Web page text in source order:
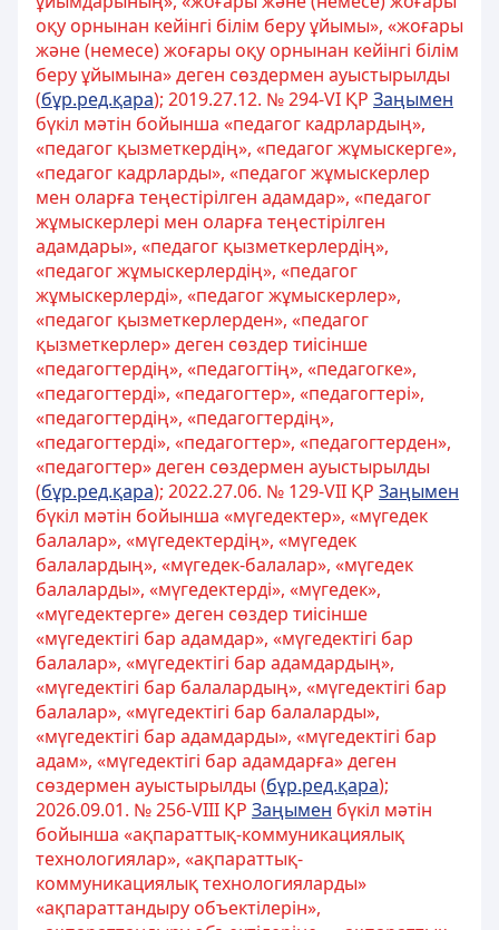
оқу орнынан кейінгі білім беру ұйымы», «жоғары
және (немесе) жоғары оқу орнынан кейінгі білім
беру ұйымына» деген сөздермен ауыстырылды
(бұр.ред.қара); 2019.27.12. № 294-VІ ҚР Заңымен
бүкіл мәтін бойынша «педагог кадрлардың»,
«педагог қызметкердің», «педагог жұмыскерге»,
«педагог кадрларды», «педагог жұмыскерлер
мен оларға теңестірілген адамдар», «педагог
жұмыскерлері мен оларға теңестірілген
адамдары», «педагог қызметкерлердің»,
«педагог жұмыскерлердің», «педагог
жұмыскерлерді», «педагог жұмыскерлер»,
«педагог қызметкерлерден», «педагог
қызметкерлер» деген сөздер тиісінше
«педагогтердің», «педагогтің», «педагогке»,
«педагогтерді», «педагогтер», «педагогтері»,
«педагогтердің», «педагогтердің»,
«педагогтерді», «педагогтер», «педагогтерден»,
«педагогтер» деген сөздермен ауыстырылды
(бұр.ред.қара); 2022.27.06. № 129-VII ҚР Заңымен
бүкіл мәтін бойынша «мүгедектер», «мүгедек
балалар», «мүгедектердің», «мүгедек
балалардың», «мүгедек-балалар», «мүгедек
балаларды», «мүгедектерді», «мүгедек»,
«мүгедектерге» деген сөздер тиісінше
«мүгедектігі бар адамдар», «мүгедектігі бар
балалар», «мүгедектігі бар адамдардың»,
«мүгедектігі бар балалардың», «мүгедектігі бар
балалар», «мүгедектігі бар балаларды»,
«мүгедектігі бар адамдарды», «мүгедектігі бар
адам», «мүгедектігі бар адамдарға» деген
сөздермен ауыстырылды (бұр.ред.қара);
2026.09.01. № 256-VIII ҚР Заңымен бүкіл мəтін
бойынша «ақпараттық-коммуникациялық
технологиялар», «ақпараттық-
коммуникациялық технологияларды»
«ақпараттандыру объектілерін»,